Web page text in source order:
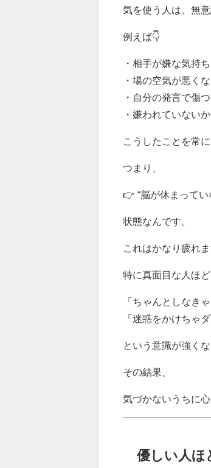
気を使う人は、無
例えば👇
・相手が嫌な気持
・場の空気が悪く
・自分の発言で傷
・嫌われていないか
こうしたことを常
つまり、
👉 “脳が休まってい
状態なんです。
これはかなり疲れま
特に真面目な人ほど
「ちゃんとしなきゃ
「迷惑をかけちゃダ
という意識が強く
その結果、
気づかないうちに
優しい人ほ